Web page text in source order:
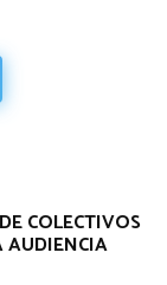
COLECTIVOS
AUDIENCIA